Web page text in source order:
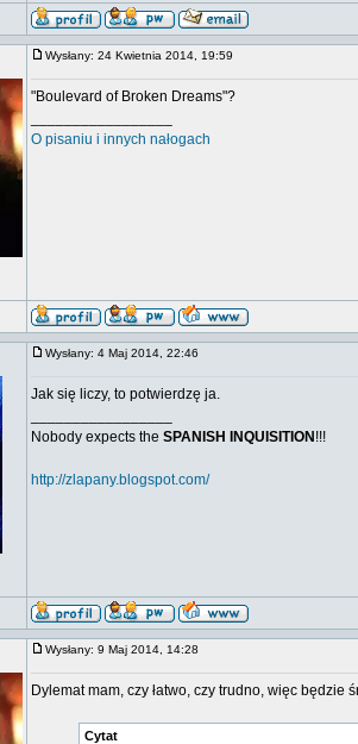
Wysłany: 24 Kwietnia 2014, 19:59
"Boulevard of Broken Dreams"?
O pisaniu i innych nałogach
Wysłany: 4 Maj 2014, 22:46
Jak się liczy, to potwierdzę ja.
Nobody expects the SPANISH INQUISITION !!!
http://zlapany.blogspot.com/
Wysłany: 9 Maj 2014, 14:28
Dylemat mam, czy łatwo, czy trudno, więc będzie
Cytat